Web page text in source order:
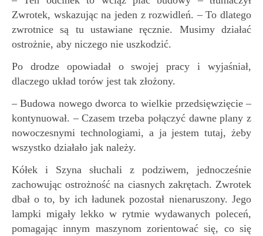
Zwrotek, wskazując na jeden z rozwidleń. – To dlatego
zwrotnice są tu ustawiane ręcznie. Musimy działać
ostrożnie, aby niczego nie uszkodzić.
Po drodze opowiadał o swojej pracy i wyjaśniał,
dlaczego układ torów jest tak złożony.
– Budowa nowego dworca to wielkie przedsięwzięcie –
kontynuował. – Czasem trzeba połączyć dawne plany z
nowoczesnymi technologiami, a ja jestem tutaj, żeby
wszystko działało jak należy.
Kółek i Szyna słuchali z podziwem, jednocześnie
zachowując ostrożność na ciasnych zakrętach. Zwrotek
dbał o to, by ich ładunek pozostał nienaruszony. Jego
lampki migały lekko w rytmie wydawanych poleceń,
pomagając innym maszynom zorientować się, co się